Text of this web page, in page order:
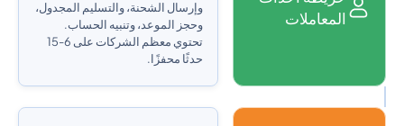
المعاملات
وإرسال الشحنة، والتسليم المجدول،
وحجز الموعد، وتنبيه الحساب.
تحتوي معظم الشركات على 6-15
حدثًا محفزًا.